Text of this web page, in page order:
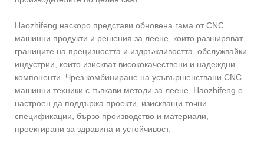
Haozhifeng наскоро представи обновена гама от CNC
машинни продукти и решения за леене, които разширяват
границите на прецизността и издръжливостта, обслужвайки
индустрии, които изискват висококачествени и надеждни
компоненти. Чрез комбиниране на усъвършенствани CNC
машинни техники с гъвкави методи за леене, Haozhifeng е
настроен да поддържа проекти, изискващи точни
спецификации, бързо производство и материали,
проектирани за здравина и устойчивост.